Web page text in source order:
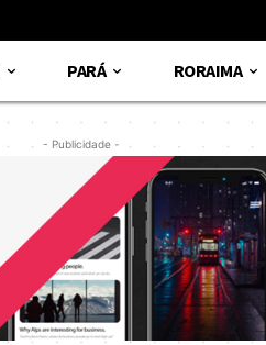
PARÁ RORAIMA
- Publicidade -